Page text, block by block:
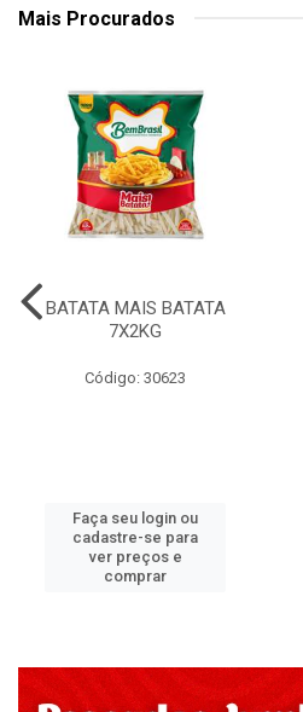
Mais Procurados
BATATA MAIS BATATA
7X2KG
Código: 30623
Faça seu login ou
cadastre-se para
ver preços e
comprar